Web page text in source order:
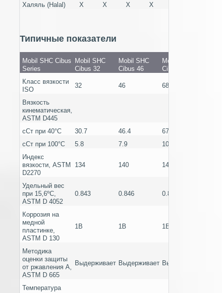
Халяль (Halal)
X X X X
Типичные показатели
Mobil SHC Cibus
Series
Mobil SHC
Cibus 32
Mobil SHC
Cibus 46
Mobil SHC
Cibus 68
Класс вязкости
ISO
32 46 68
Вязкость
кинематическая,
ASTM D445
сСт при 40°C
30.7 46.4 67.5
сСт при 100°С
5.8 7.9 10.4
Индекс
вязкости, ASTM
D2270
134 140 140
Удельный вес
при 15,6ºC,
ASTM D 4052
0.843 0.846 0.851
Коррозия на
медной
пластинке,
ASTM D 130
1B 1B 1B
Методика
оценки защиты
от ржавления A,
ASTM D 665
Выдерживает Выдерживает Выдерживает
Температура